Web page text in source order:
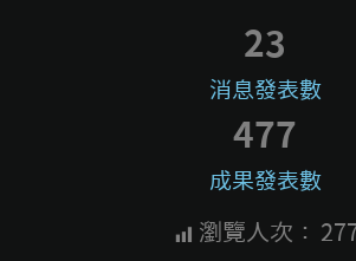
消息發表數
23
成果發表數
477
瀏覽人次：